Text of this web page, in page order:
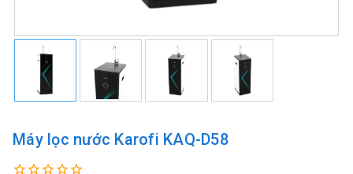
Máy lọc nước Karofi KAQ-D58